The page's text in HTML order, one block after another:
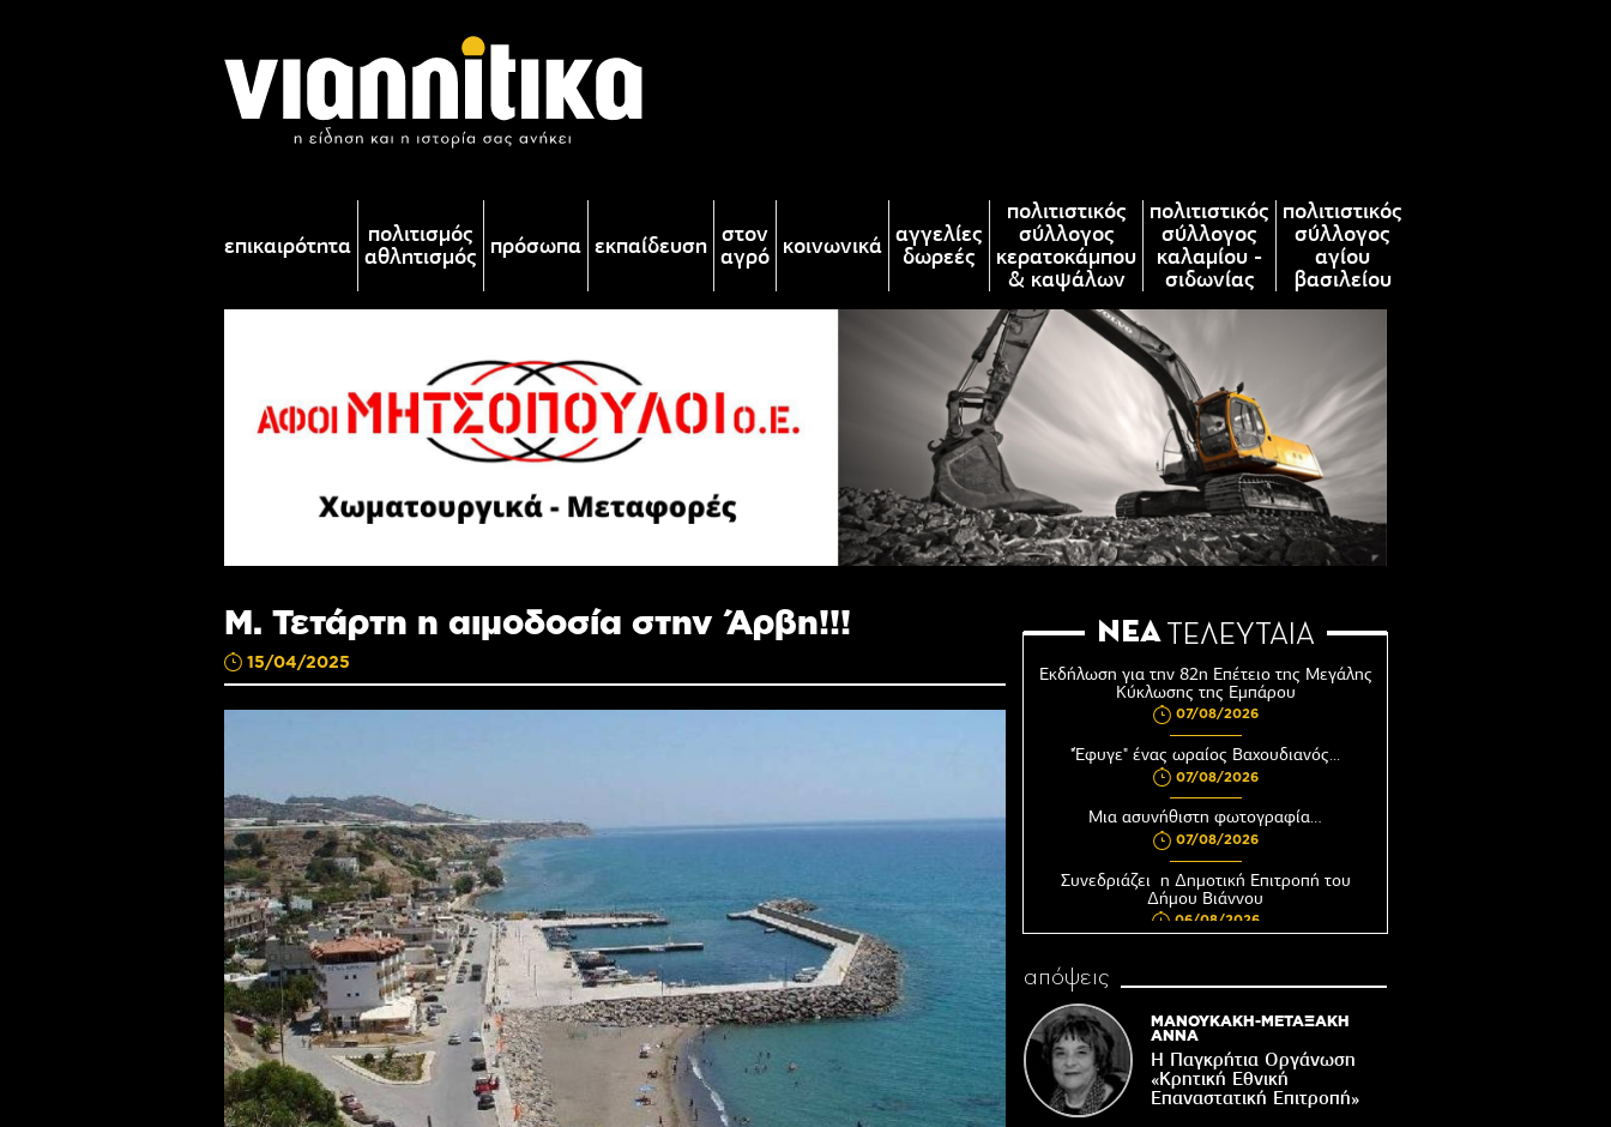
επικαιρότητα πολιτισμός
αθλητισμός πρόσωπα εκπαίδευση στον
αγρό κοινωνικά αγγελίες
δωρεές
πολιτιστικός
σύλλογος
κερατοκάμπου
& καψάλων
πολιτιστικός
σύλλογος
καλαμίου -
σιδωνίας
πολιτιστικός
σύλλογος
αγίου
βασιλείου
Μ. Τετάρτη η αιμοδοσία στην Άρβη!!!
15/04/2025
ΝΕΑ ΤΕΛΕΥΤΑΙΑ
Εκδήλωση για την 82η Επέτειο της Μεγάλης
Κύκλωσης της Εμπάρου
07/08/2026
"Έφυγε" ένας ωραίος Βαχουδιανός...
07/08/2026
Μια ασυνήθιστη φωτογραφία…
07/08/2026
Συνεδριάζει η Δημοτική Επιτροπή του
Δήμου Βιάννου
06/08/2026
Βιάννου-Τόπος πίστης, μνήμης και
06/08/2026
Ωράριο λειτουργίας του Γραφείου
Δακοκτονίας
06/08/2026
απόψεις
ΜΑΝΟΥΚΑΚΗ-ΜΕΤΑΞΑΚΗ
ΑΝΝΑ
Η Παγκρήτια Οργάνωση
«Κρητική Εθνική
Επαναστατική Eπιτροπή»